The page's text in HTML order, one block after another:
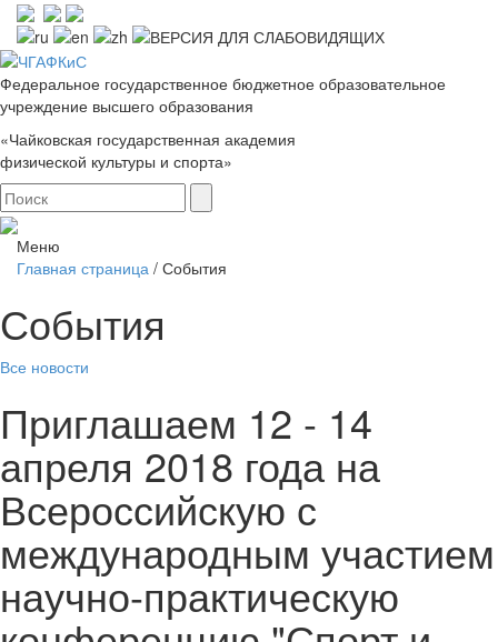
Федеральное государственное бюджетное образовательное
учреждение высшего образования
«Чайковская государственная академия
физической культуры и спорта»
Меню
Главная страница / События
События
Все новости
Приглашаем 12 - 14
апреля 2018 года на
Всероссийскую с
международным участием
научно-практическую